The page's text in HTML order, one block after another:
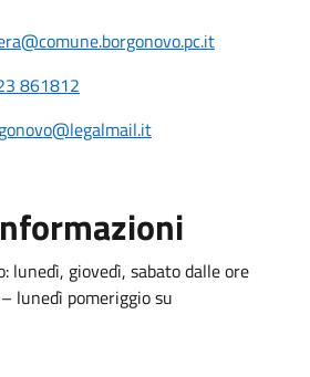
861812
lunedì, giovedì, sabato dalle ore
lunedì pomeriggio su